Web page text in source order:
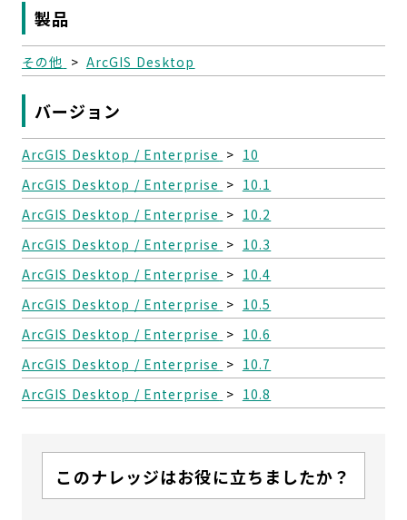
製品
その他 > ArcGIS Desktop
バージョン
ArcGIS Desktop / Enterprise > 10
ArcGIS Desktop / Enterprise > 10.1
ArcGIS Desktop / Enterprise > 10.2
ArcGIS Desktop / Enterprise > 10.3
ArcGIS Desktop / Enterprise > 10.4
ArcGIS Desktop / Enterprise > 10.5
ArcGIS Desktop / Enterprise > 10.6
ArcGIS Desktop / Enterprise > 10.7
ArcGIS Desktop / Enterprise > 10.8
このナレッジはお役に立ちましたか？